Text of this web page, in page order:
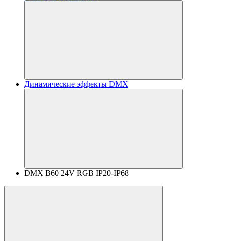
Динамические эффекты DMX
DMX B60 24V RGB IP20-IP68